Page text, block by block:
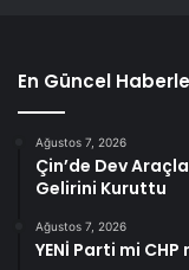
En Güncel
Ağustos 7, 2026
Çin’de Dev
Gelirini Kuruttu
Ağustos 7, 2026
YENİ Parti mi